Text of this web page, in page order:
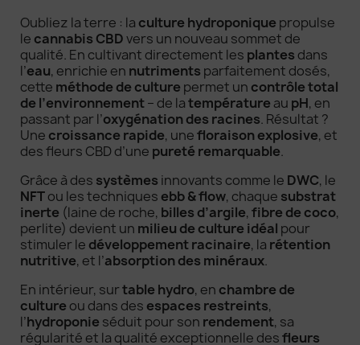
AJOUTER
Oubliez la terre : la culture hydroponique propulse
le cannabis CBDvers un nouveau sommet de
qualité. En cultivant directement les plantes dans
l’eau, enrichie en nutriments parfaitement dosés,
cette méthode de culture permet un contrôle total
de l’environnement– de latempérature au pH, en
passant par l’oxygénation des racines. Résultat ?
Une croissance rapide, unefloraison explosive, et
des fleurs CBD d’une pureté remarquable.
Grâce à des systèmes innovants comme le DWC, le
NFTou les techniques ebb & flow, chaque substrat
inerte (laine de roche, billes d’argile,fibre de coco,
perlite) devient un milieu de culture idéal pour
stimuler le développement racinaire, la rétention
nutritive, et l’absorption des minéraux.
En intérieur, surtable hydro, en chambre de
culture ou dans des espaces restreints,
l’hydroponie séduit pour son rendement, sa
régularité et la qualité exceptionnelle desfleurs